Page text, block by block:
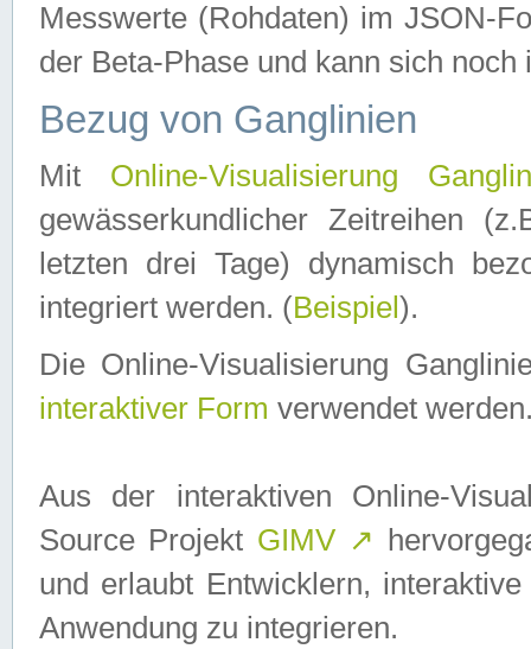
Messwerte (Rohdaten) im JSON-
der Beta-Phase und kann sich noch
Bezug von Ganglinien
Mit Online-Visualisierung
gewässerkundlicher Zeitreihen
letzten drei Tage) dynamisch
integriert werden. (Beispiel ).
Die Online-Visualisierung
interaktiver Form verwendet
Aus der interaktiven Online-
Source Projekt GIMV ↗
und erlaubt Entwicklern,
Anwendung zu integrieren.